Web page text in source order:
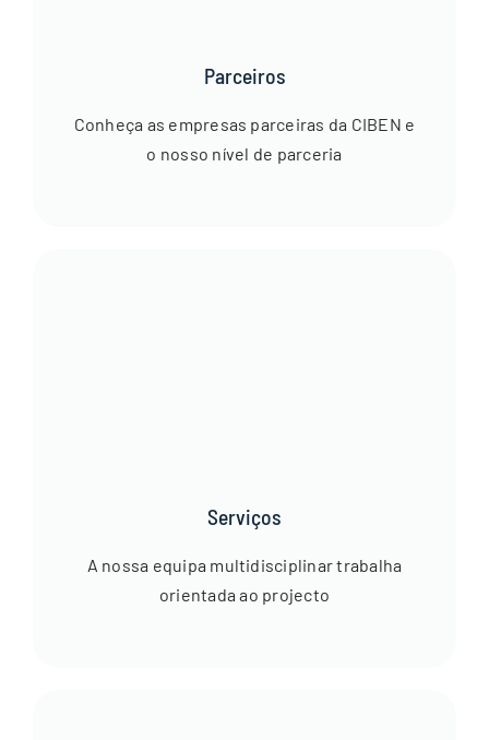
Parceiros
Conheça as empresas parceiras da CIBEN e
o nosso nível de parceria
Serviços
A nossa equipa multidisciplinar trabalha
orientada ao projecto